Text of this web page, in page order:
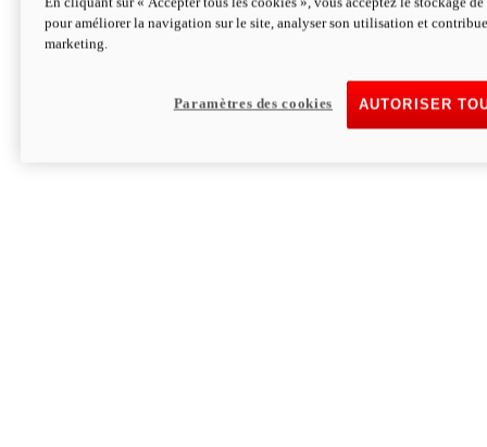
Hypermotard V2 SP 100
Découvrez-le
pour améliorer la navigation sur le site, analyser son utilisation et
marketing.
AUTORISER
Paramètres des cookies